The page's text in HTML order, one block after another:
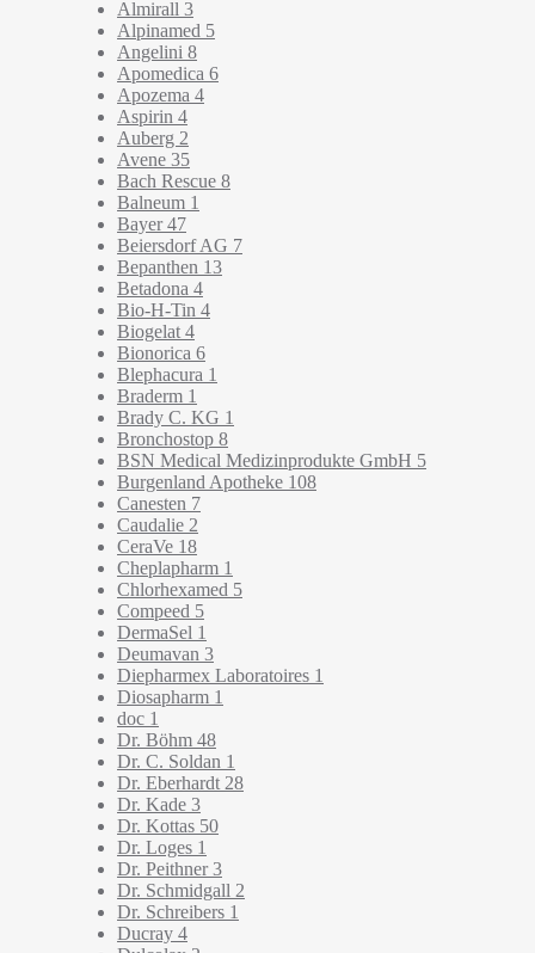
Almirall 3
Alpinamed 5
Angelini 8
Apomedica 6
Apozema 4
Aspirin 4
Auberg 2
Avene 35
Bach Rescue 8
Balneum 1
Bayer47
Beiersdorf AG 7
Bepanthen 13
Betadona 4
Bio-H-Tin 4
Biogelat 4
Bionorica 6
Blephacura 1
Braderm 1
Brady C. KG 1
Bronchostop 8
BSN Medical Medizinprodukte GmbH 5
Burgenland Apotheke 108
Canesten 7
Caudalie 2
CeraVe 18
Cheplapharm 1
Chlorhexamed 5
Compeed 5
DermaSel 1
Deumavan 3
Diepharmex Laboratoires 1
Diosapharm 1
doc 1
Dr. Böhm 48
Dr. C. Soldan 1
Dr. Eberhardt 28
Dr. Kade 3
Dr. Kottas 50
Dr. Loges 1
Dr. Peithner3
Dr. Schmidgall 2
Dr. Schreibers 1
Ducray 4